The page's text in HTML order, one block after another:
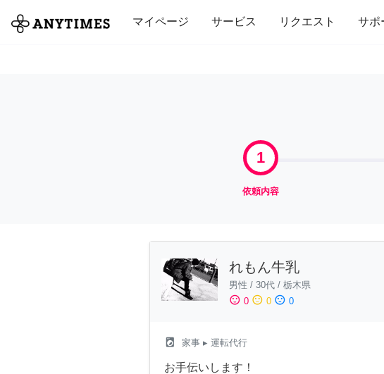
マイページ サービス リクエスト サポ
全て 修理・組立 家事 引っ越し インテリ
1
依頼内容
れもん牛乳
男性 / 30代 / 栃木県
sentiment_satisfied 0 sentiment_neutral 0 sentiment_dissatisfied 0
local_laundry_service 家事 ▸ 運転代行
お手伝いします！